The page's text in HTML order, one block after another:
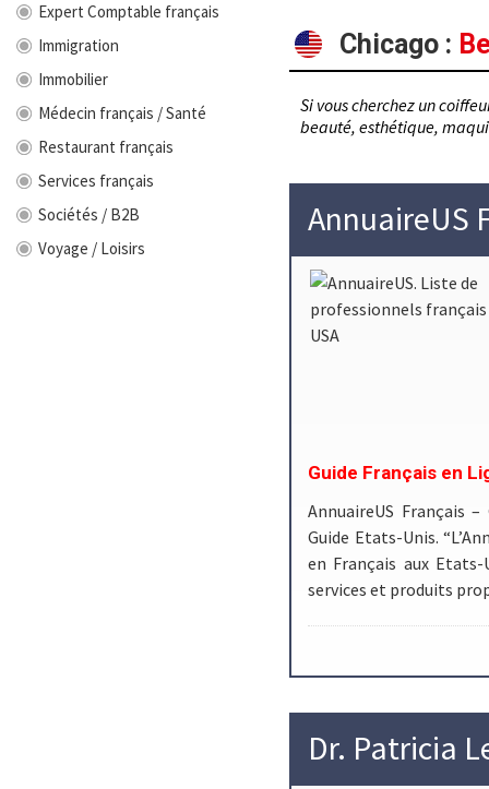
Expert Comptable français
Immigration
Immobilier
Médecin français / Santé
Restaurant français
Services français
Sociétés / B2B
Voyage / Loisirs
Chicago :
Si vous cherchez un
beauté, esthétique,
AnnuaireUS
Guide Français en
AnnuaireUS Français
Guide Etats-Unis.
en Français aux
services et produits
Dr. Patricia